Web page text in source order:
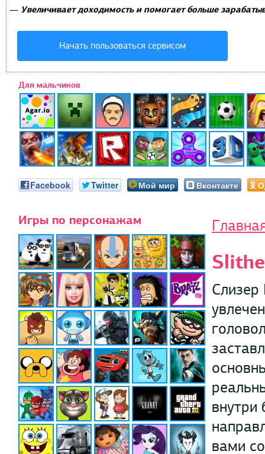
— Увеличивает доходимость и помогает больше
Начать пользоваться сервисом
Для мальчиков
Facebook Twitter Мой мир Вконтакте
Игры по персонажам
Слизер
внутри
вами